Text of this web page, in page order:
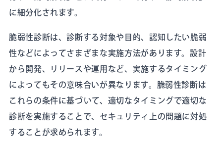
に細分化されます。
脆弱性診断は、診断する対象や目的、認知したい脆弱
性などによってさまざまな実施方法があります。設計
から開発、リリースや運用など、実施するタイミング
によってもその意味合いが異なります。脆弱性診断は
これらの条件に基づいて、適切なタイミングで適切な
診断を実施することで、セキュリティ上の問題に対処
することが求められます。